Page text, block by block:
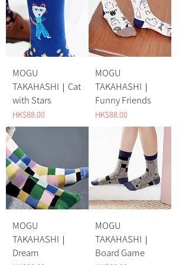
MOGU
TAKAHASHI｜Cat
with Stars
Price
HK$88.00
MOGU
TAKAHASHI｜
Funny Friends
Price
HK$88.00
MOGU
TAKAHASHI｜
Dream
MOGU
TAKAHASHI｜
Board Game